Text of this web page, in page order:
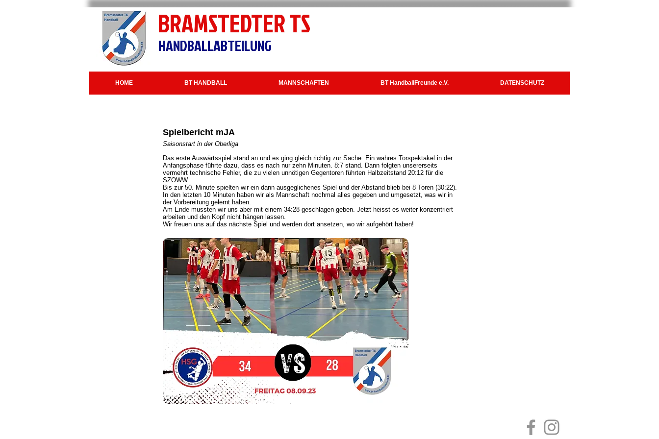
BRAMSTEDTER TS
HANDBALLABTEILUNG
HOME BT HANDBALL MANNSCHAFTEN BT HandballFreunde e.V. DATENSCHUTZ
Spielbericht mJA
Saisonstart in der Oberliga
Das erste Auswärtsspiel stand an und es ging gleich richtig zur Sache. Ein wahres Torspektakel in der
Anfangsphase führte dazu, dass es nach nur zehn Minuten. 8:7 stand. Dann folgten unsererseits
vermehrt technische Fehler, die zu vielen unnötigen Gegentoren führten Halbzeitstand 20:12 für die
SZOWW
Bis zur 50. Minute spielten wir ein dann ausgeglichenes Spiel und der Abstand blieb bei 8 Toren (30:22).
In den letzten 10 Minuten haben wir als Mannschaft nochmal alles gegeben und umgesetzt, was wir in
der Vorbereitung gelernt haben.
Am Ende mussten wir uns aber mit einem 34:28 geschlagen geben. Jetzt heisst es weiter konzentriert
arbeiten und den Kopf nicht hängen lassen.
Wir freuen uns auf das nächste Spiel und werden dort ansetzen, wo wir aufgehört haben!